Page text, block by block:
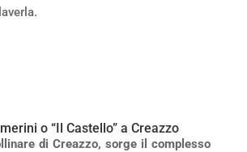
o “Il Castello” a Creazzo
di Creazzo, sorge il complesso